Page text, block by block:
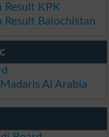
Result KPK
Result Balochistan
Al Arabia